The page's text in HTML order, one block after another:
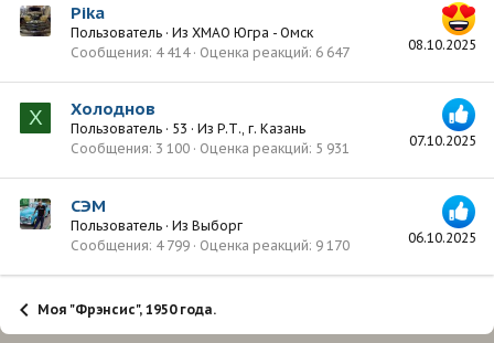
08.10.2025
Pika
Пользователь · Из ХМАО Югра - Омск
Сообщения 4 414 Оценка реакций 6 647
Х
07.10.2025
Холоднов
Пользователь · 53 · Из Р.Т., г. Казань
Сообщения 3 100 Оценка реакций 5 931
06.10.2025
СЭМ
Пользователь · Из Выборг
Сообщения 4 799 Оценка реакций 9 170
Моя "Фрэнсис", 1950 года.